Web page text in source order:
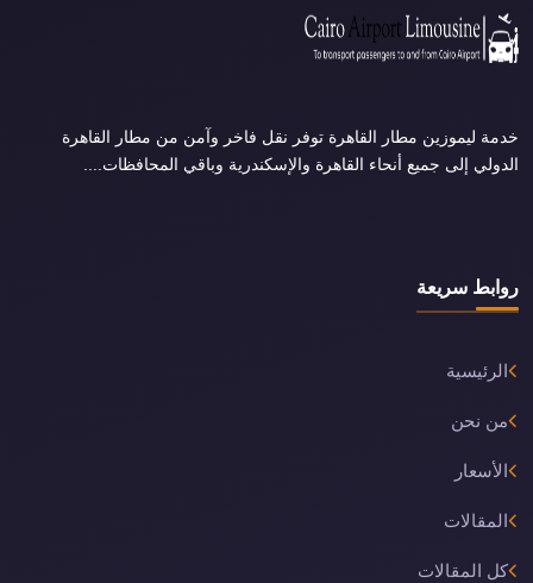
خدمة ليموزين مطار القاهرة توفر نقل فاخر وآمن من مطار القاهرة
الدولي إلى جميع أنحاء القاهرة والإسكندرية وباقي المحافظات....
روابط سريعة
الرئيسية
من نحن
الأسعار
المقالات
كل المقالات